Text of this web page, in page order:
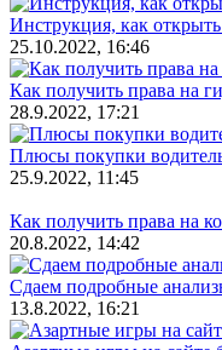
Инструкция, как
25.10.2022, 16:46
Как получить права на
28.9.2022, 17:21
Плюсы покупки
25.9.2022, 11:45
Как получить права на
20.8.2022, 14:42
Сдаем подробные
13.8.2022, 16:21